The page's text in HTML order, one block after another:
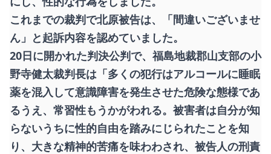
これまでの裁判で北原被告は、「間違いございませ
ん」と起訴内容を認めていました。
20日に開かれた判決公判で、福島地裁郡山支部の小
野寺健太裁判長は「多くの犯行はアルコールに睡眠
薬を混入して意識障害を発生させた危険な態様であ
るうえ、常習性もうかがわれる。被害者は自分が知
らないうちに性的自由を踏みにじられたことを知
り、大きな精神的苦痛を味わわされ、被告人の刑責